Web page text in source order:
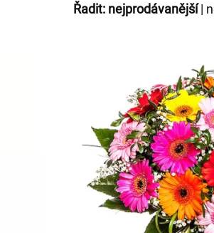
Řadit: nejprodávanější|